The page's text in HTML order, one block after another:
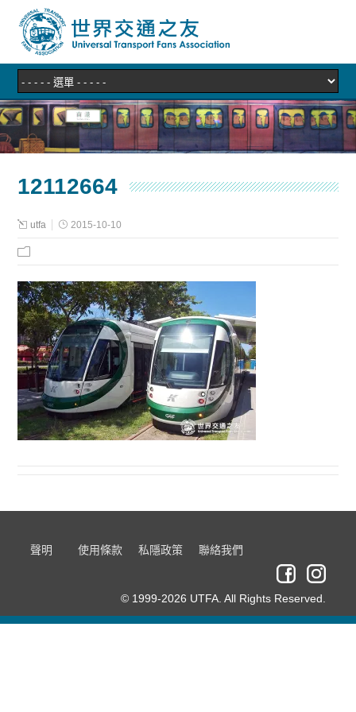
12112664
utfa 2015-10-10
聲明 使用條款 私隱政策 聯絡我們
© 1999-2026 UTFA. All Rights Reserved.